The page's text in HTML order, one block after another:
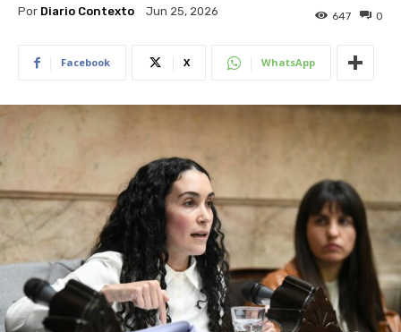
Por Diario Contexto Jun 25, 2026 0
647
Facebook X WhatsApp